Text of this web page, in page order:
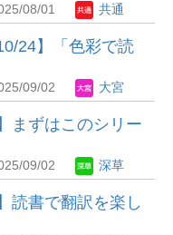
08/01 共通
24】「色彩で読
09/02 大宮
まずはこのシリー
09/02 深草
読書で翻訳を楽し